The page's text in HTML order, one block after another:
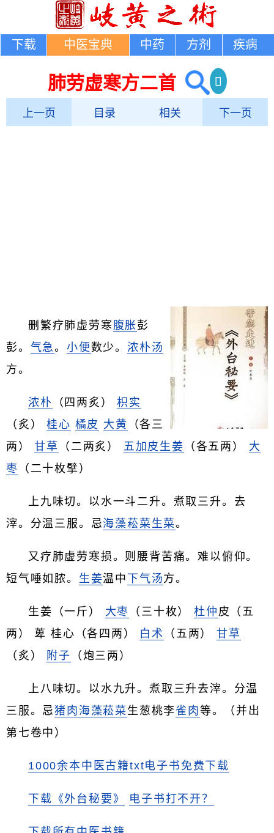
下载 中医宝典 中药 方剂 疾病
肺劳虚寒方二首
上一页 目录 相关 下一页
删繁疗肺虚劳寒 腹胀 彭
彭。 气急。小便数少。浓朴汤
方。
浓朴 （四两炙）枳实
（炙）桂心 橘皮 大黄
（各三
两）甘草 （二两炙） 五加皮 生姜 （各五两） 大
枣 （二十枚擘）
上九味切。以水一斗二升。煮取三升。去
滓。分温三服。忌海藻菘菜 生菜。
又疗肺虚劳寒损。则腰背苦痛。难以俯仰。
短气唾如脓。 生姜温中 下气汤方。
生姜（一斤） 大枣 （三十枚）杜仲 皮（五
两） 萆 桂心（各四两） 白术 （五两）甘草
（炙）
附子 （炮三两）
上八味切。以水九升。煮取三升去滓。分温
三服。忌猪肉 海藻菘菜 生葱桃李雀肉 等。（并出
第七卷中）
1000余本中医古籍txt电子书免费下载
下载《外台秘要》 电子书打不开？